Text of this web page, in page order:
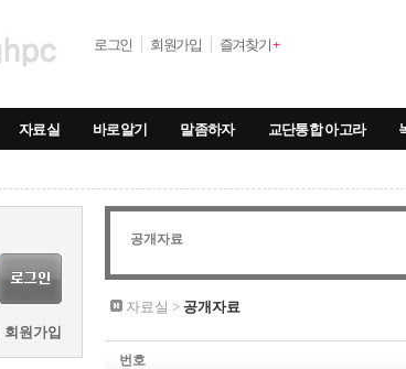
로그인 회원가입 즐겨찾기+
자료실 바로알기 말좀하자 교단통합 아고라
회원가입
공개자료
자료실 > 공개자료
번호